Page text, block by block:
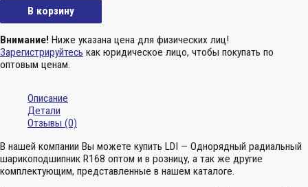
В корзину
Внимание! Ниже указана цена для физических лиц!
Зарегистрируйтесь как юридическое лицо, чтобы покупать по
оптовым ценам.
Описание
Детали
Отзывы (0)
В нашей компании Вы можете купить LDI — Однорядный радиальный
шарикоподшипник R168 оптом и в розницу, а так же другие
комплектующим, представленные в нашем каталоге.